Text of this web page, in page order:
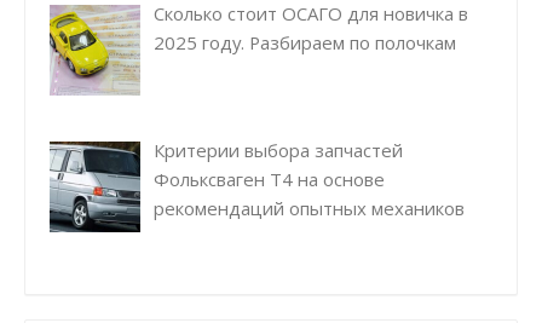
Сколько стоит ОСАГО для новичка в
2025 году. Разбираем по полочкам
Критерии выбора запчастей
Фольксваген Т4 на основе
рекомендаций опытных механиков